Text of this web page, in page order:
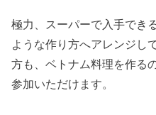
極力、スーパーで入手でき
ような作り方へアレンジし
方も、ベトナム料理を作る
参加いただけます。